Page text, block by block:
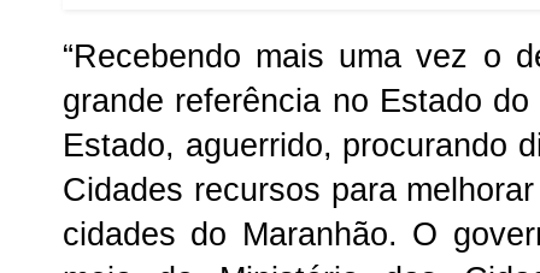
“Recebendo mais uma vez o
grande referência no Estado
Estado, aguerrido, procurando
Cidades recursos para
cidades do Maranhão. O